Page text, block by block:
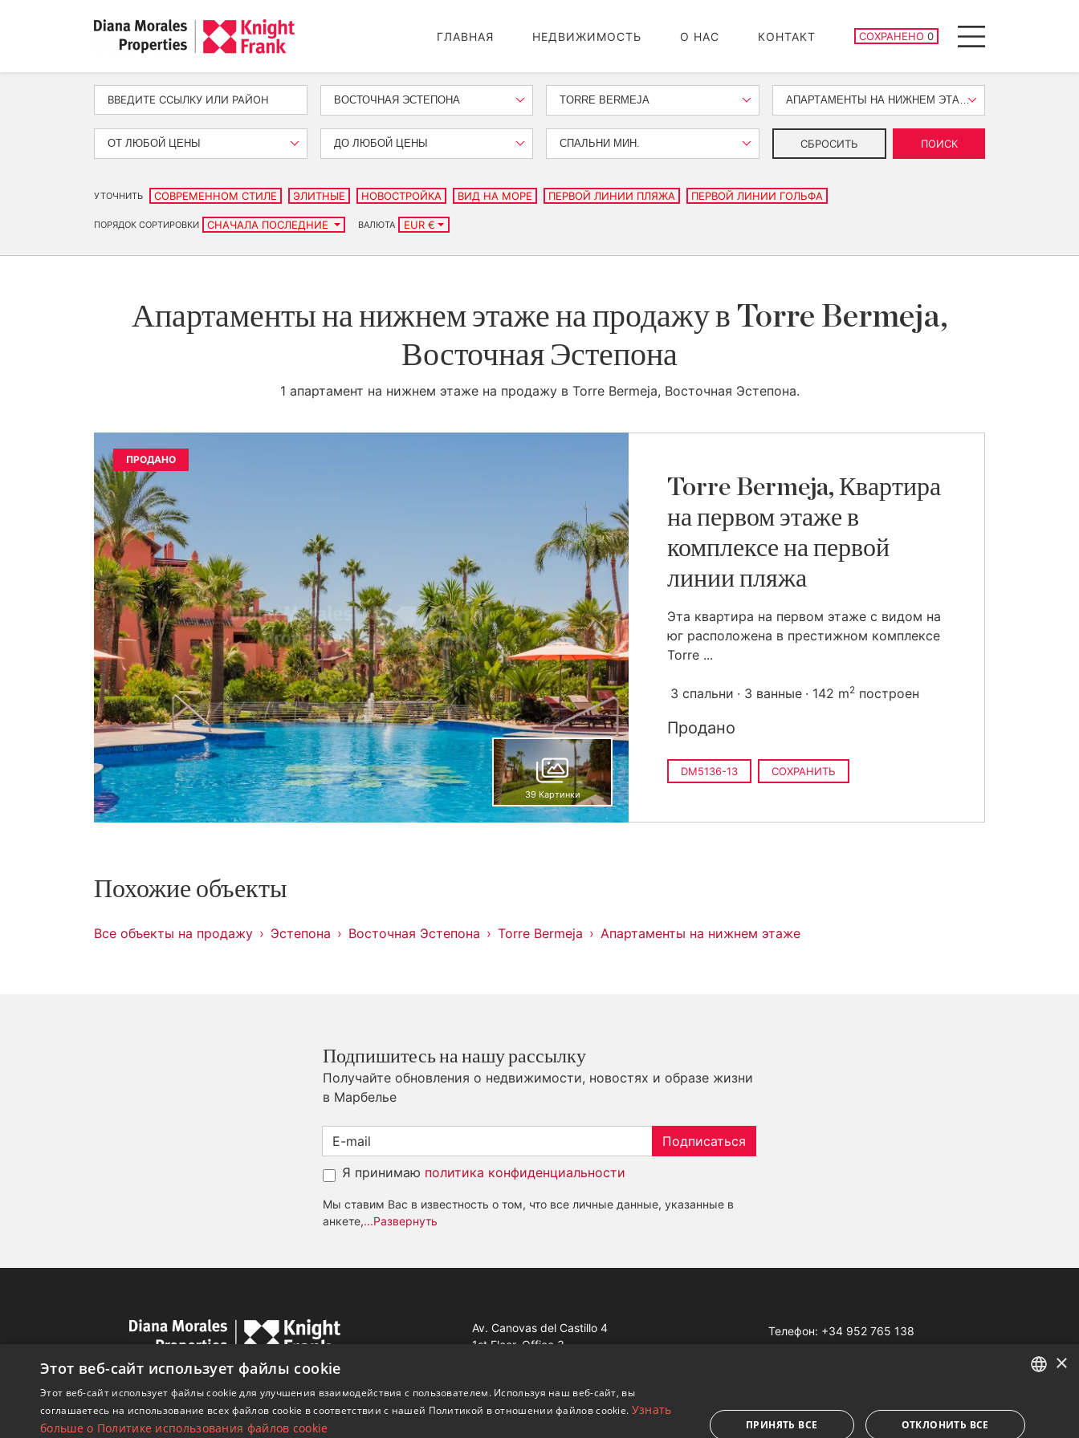
ГЛАВНАЯ НЕДВИЖИМОСТЬ О НАС КОНТАКТ СОХРАНЕНО 0
СОХРАНЕННЫЕ ОБЪЕКТЫ
Menu
ВОСТОЧНАЯ ЭСТЕПОНА TORRE BERMEJA АПАРТАМЕНТЫ НА НИЖНЕМ ЭТАЖЕ
ОТ ЛЮБОЙ ЦЕНЫ ДО ЛЮБОЙ ЦЕНЫ СПАЛЬНИ МИН. СБРОСИТЬ ПОИСК
УТОЧНИТЬ СОВРЕМЕННОМ СТИЛЕ ЭЛИТНЫЕ НОВОСТРОЙКА ВИД НА МОРЕ ПЕРВОЙ ЛИНИИ ПЛЯЖА ПЕРВОЙ ЛИНИИ ГОЛЬФА
ПОРЯДОК СОРТИРОВКИ СНАЧАЛА ПОСЛЕДНИЕ ВАЛЮТА EUR €
Апартаменты на нижнем этаже на продажу в Torre Bermeja,
Восточная Эстепона
1 апартамент на нижнем этаже на продажу в Torre Bermeja, Восточная Эстепона.
ПРОДАНО
39 Картинки
Torre Bermeja, Квартира
на первом этаже в
комплексе на первой
линии пляжа
Эта квартира на первом этаже с видом на
юг расположена в престижном комплексе
Torre ...
3 спальни 3 ванные 142 m2 построен
Продано
DM5136-13 СОХРАНИТЬ
Похожие объекты
Все объекты на продажу Эстепона Восточная Эстепона Torre Bermeja Апартаменты на нижнем этаже
Подпишитесь на нашу рассылку
Получайте обновления о недвижимости, новостях и образе жизни
в Марбелье
Подписаться
Я принимаю политика конфиденциальности
Мы ставим Вас в известность о том, что все личные данные, указанные в
анкете,...Развернуть
Av. Canovas del Castillo 4
1st Floor, Office 3
Телефон: +34 952 765 138
www.dmproperties.com
SPANISH
×
Этот веб-сайт использует файлы cookie
Этот веб-сайт использует файлы cookie для улучшения взаимодействия с пользователем. Используя наш веб-сайт, вы
соглашаетесь на использование всех файлов cookie в соответствии с нашей Политикой в ​​отношении файлов cookie. Узнать
больше о Политике использования файлов cookie
ПРИНЯТЬ ВСЕ ОТКЛОНИТЬ ВСЕ